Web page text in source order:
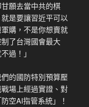
願去當中共的棋
是要讓習近平可以
購，不是你想賣就
了台灣國會最大
過！」
的國防特別預算壓
場上經過實證、對
空AI指管系統」！